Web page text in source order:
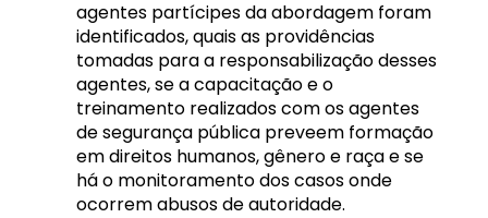
agentes partícipes da abordagem foram
identificados, quais as providências
tomadas para a responsabilização desses
agentes, se a capacitação e o
treinamento realizados com os agentes
de segurança pública preveem formação
em direitos humanos, gênero e raça e se
há o monitoramento dos casos onde
ocorrem abusos de autoridade.